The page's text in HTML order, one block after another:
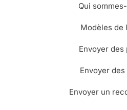
Qui
Modèles de
Envoyer des
Envoyer
Envoyer un